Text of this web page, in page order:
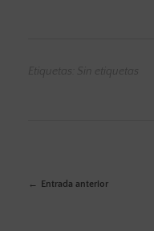
Etiquetas: Sin etiquetas
Entrada anterior